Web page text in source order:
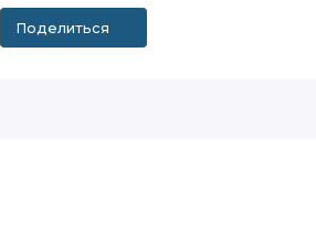
Поделиться